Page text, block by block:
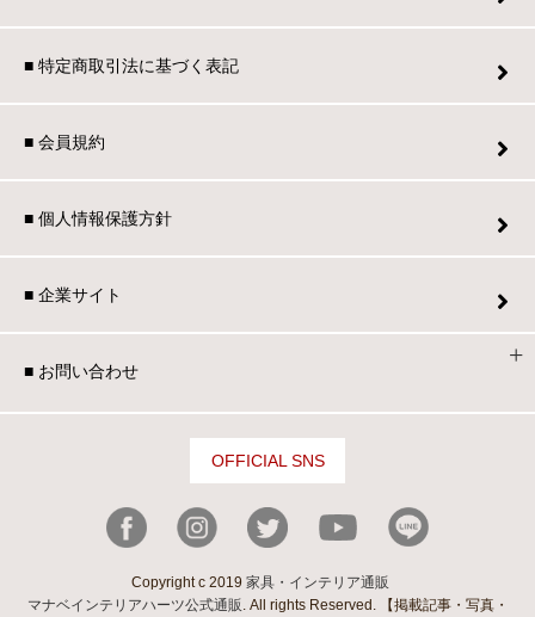
■ 特定商取引法に基づく表記
■ 会員規約
■ 個人情報保護方針
■ 企業サイト
■ お問い合わせ
OFFICIAL SNS
Copyright c 2019 家具・インテリア通販
マナベインテリアハーツ公式通販 . All rights Reserved. 【掲載記事・写真・